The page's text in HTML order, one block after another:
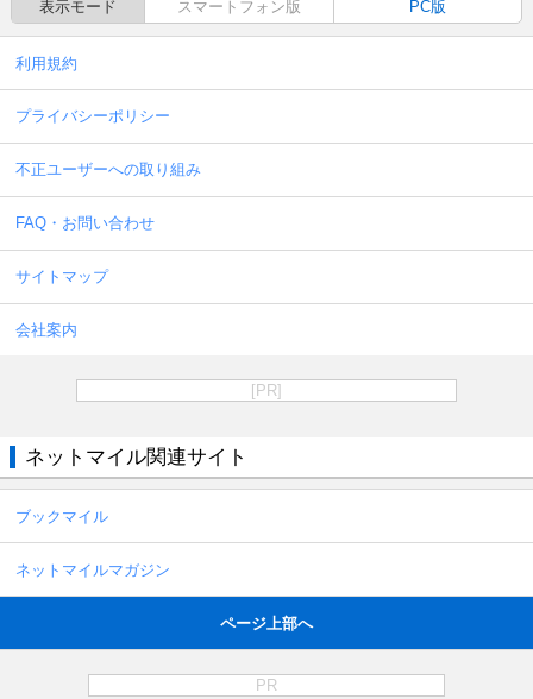
表示モード スマートフォン版 PC版
利用規約
プライバシーポリシー
不正ユーザーへの取り組み
FAQ・お問い合わせ
サイトマップ
会社案内
[PR]
ネットマイル関連サイト
ブックマイル
ネットマイルマガジン
ページ上部へ
PR